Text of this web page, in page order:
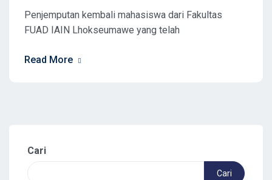
Penjemputan kembali mahasiswa dari Fakultas
FUAD IAIN Lhokseumawe yang telah
Read More
Cari
Cari